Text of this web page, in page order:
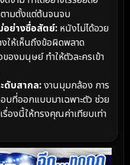
ามตั้งแต่ต้นจนจบ
อย่างซื่อสัตย์: หนังไม่ได้อวย
ให้เห็นถึงข้อผิดพลาด
องมนุษย์ ทำให้ตัวละครเข้า
ดับสากล:งานมุมกล้อง การ
บที่ออกแบบมาเฉพาะตัว ช่วย
องนี้ให้ทรงคุณค่าเทียบเท่า